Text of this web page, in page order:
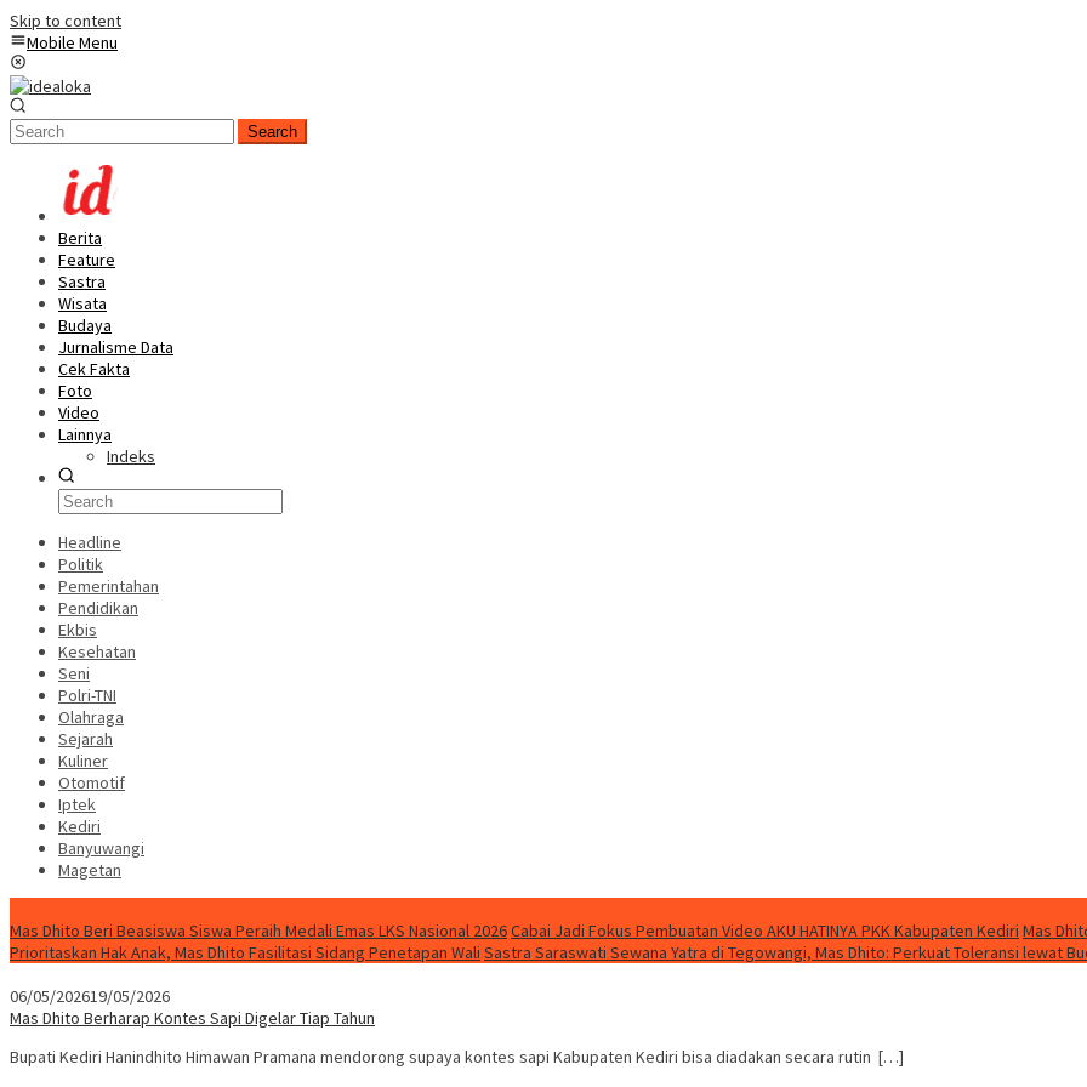
Skip to content
Mobile Menu
Search
Berita
Feature
Sastra
Wisata
Budaya
Jurnalisme Data
Cek Fakta
Foto
Video
Lainnya
Indeks
Headline
Politik
Pemerintahan
Pendidikan
Ekbis
Kesehatan
Seni
Polri-TNI
Olahraga
Sejarah
Kuliner
Otomotif
Iptek
Kediri
Banyuwangi
Magetan
Mas Dhito Beri Beasiswa Siswa Peraih Medali Emas LKS Nasional 2026Cabai Jadi Fokus Pembuatan Video AKU HATINYA PKK Kabupaten Kediri Mas
Prioritaskan Hak Anak, Mas Dhito Fasilitasi Sidang Penetapan Wali Sastra Saraswati Sewana Yatra di Tegowangi, Mas Dhito: Perkuat Toleransi lewat
06/05/202619/05/2026
Mas Dhito Berharap Kontes Sapi Digelar Tiap Tahun
Bupati Kediri Hanindhito Himawan Pramana mendorong supaya kontes sapi Kabupaten Kediri bisa diadakan secara rutin […]